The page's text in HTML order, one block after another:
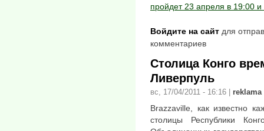
пройдет 23 апреля в 19:00 и
Войдите на сайт для
комментариев
Столица Конго
Ливерпуль
вс, 17/04/2011 - 16:16 reklama
Brazzaville, как известно
столицы Республики